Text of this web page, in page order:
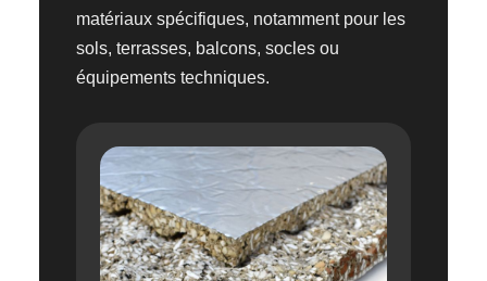
matériaux spécifiques, notamment pour les
sols, terrasses, balcons, socles ou
équipements techniques.